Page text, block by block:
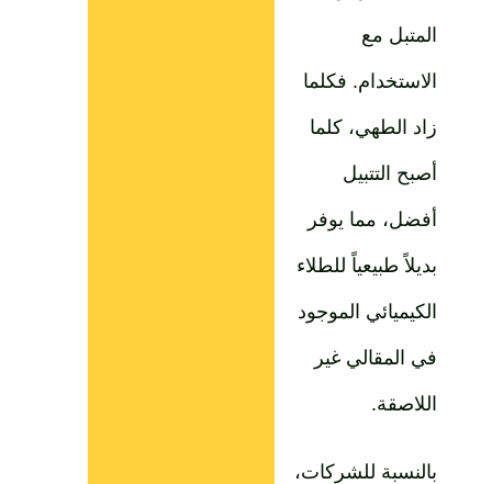
المتبل مع
الاستخدام. فكلما
زاد الطهي، كلما
أصبح التتبيل
أفضل، مما يوفر
بديلاً طبيعياً للطلاء
الكيميائي الموجود
في المقالي غير
اللاصقة.
بالنسبة للشركات،